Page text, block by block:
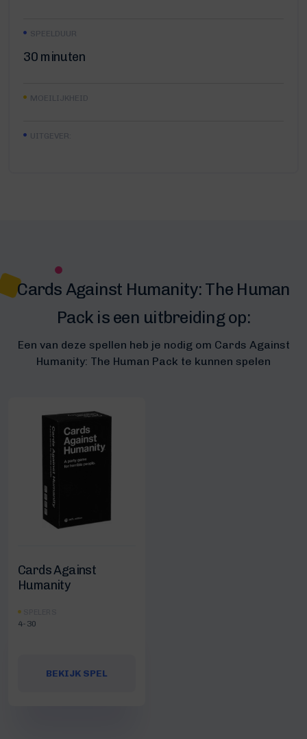
SPEELDUUR
30 minuten
MOEILIJKHEID
UITGEVER:
Cards Against Humanity: The Human
Pack is een uitbreiding op:
Een van deze spellen heb je nodig om Cards Against
Humanity: The Human Pack te kunnen spelen
Cards Against
Humanity
4-30
BEKIJK SPEL